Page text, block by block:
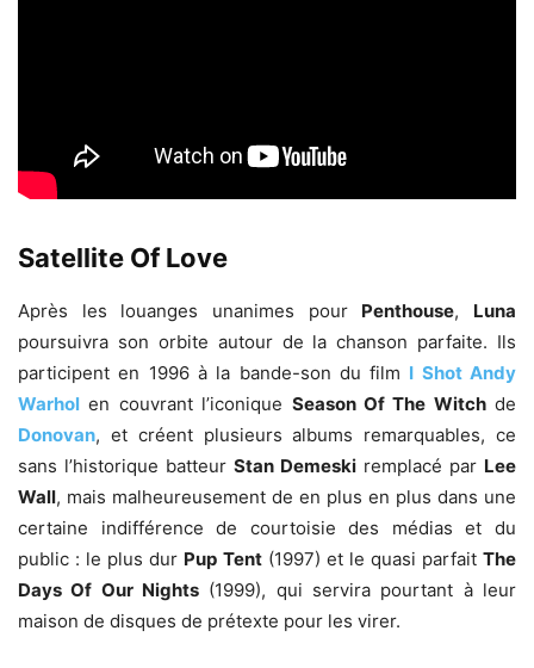
Satellite Of Love
Après les louanges unanimes pour Penthouse, Luna
poursuivra son orbite autour de la chanson parfaite. Ils
participent en 1996 à la bande-son du film I Shot Andy
Warhol en couvrant l’iconique Season Of The Witchde
Donovan, et créent plusieurs albums remarquables, ce
sans l’historique batteur Stan Demeski remplacé par Lee
Wall, mais malheureusement de en plus en plus dans une
certaine indifférence de courtoisie des médias et du
public : le plus dur Pup Tent(1997) et le quasi parfaitThe
Days Of Our Nights (1999), qui servira pourtant à leur
maison de disques de prétexte pour les virer.